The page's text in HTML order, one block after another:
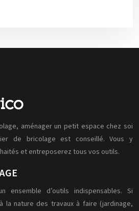
aménager un petit espace chez soi
de bricolage est conseillé. Vous y
et entreposerez tous vos outils.
ensemble d’outils indispensables. Si
la nature des travaux à faire (jardinage,